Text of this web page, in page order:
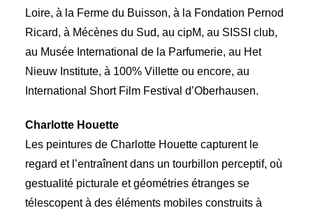
Loire, à la Ferme du Buisson, à la Fondation Pernod
Ricard, à Mécènes du Sud, au cipM, au SISSI club,
au Musée International de la Parfumerie, au Het
Nieuw Institute, à 100% Villette ou encore, au
International Short Film Festival d’Oberhausen.
Charlotte Houette
Les peintures de Charlotte Houette capturent le
regard et l’entraînent dans un tourbillon perceptif, où
gestualité picturale et géométries étranges se
télescopent à des éléments mobiles construits à